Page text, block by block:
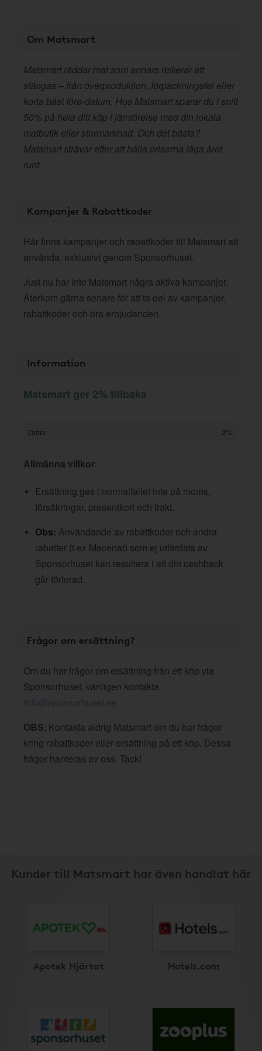
Om Matsmart
Matsmart räddar mat som annars riskerar att
slängas – från överproduktion, förpackningsfel eller
korta bäst före-datum. Hos Matsmart sparar du i snitt
50% på hela ditt köp i jämförelse med din lokala
matbutik eller stormarknad. Och det bästa?
Matsmart strävar efter att hålla priserna låga året
runt.
Kampanjer & Rabattkoder
Här finns kampanjer och rabattkoder till Matsmart att
använda, exklusivt genom Sponsorhuset.
Just nu har inte Matsmart några aktiva kampanjer.
Återkom gärna senare för att ta del av kampanjer,
rabattkoder och bra erbjudanden.
Information
Matsmart ger 2% tillbaka
Order 2%
Allmänna villkor:
Ersättning ges i normalfallet inte på moms,
försäkringar, presentkort och frakt.
Obs: Användande av rabattkoder och andra
rabatter (t ex Mecenat) som ej utfärdats av
Sponsorhuset kan resultera i att din cashback
går förlorad.
Frågor om ersättning?
Om du har frågor om ersättning från ett köp via
Sponsorhuset, vänligen kontakta
info@sponsorhuset.se
OBS: Kontakta aldrig Matsmart om du har frågor
kring rabattkoder eller ersättning på ett köp. Dessa
frågor hanteras av oss. Tack!
Kunder till Matsmart har även handlat här
Apotek Hjärtat Hotels.com